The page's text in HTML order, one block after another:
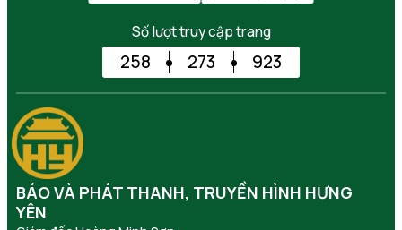
Số lượt truy cập trang
258 273 923
BÁO VÀ PHÁT THANH, TRUYỀN HÌNH HƯNG
YÊN